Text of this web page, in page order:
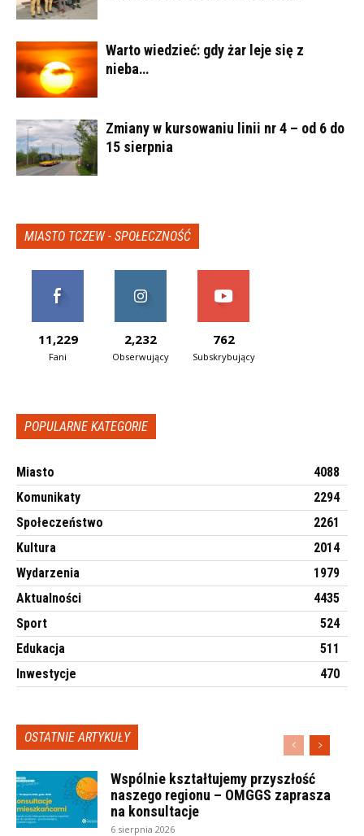
Warto wiedzieć: gdy żar leje się z
nieba…
Zmiany w kursowaniu linii nr 4 – od 6 do
15 sierpnia
MIASTO TCZEW - SPOŁECZNOŚĆ
11,229
Fani
2,232
Obserwujący
762
Subskrybujący
POPULARNE KATEGORIE
Miasto
4088
Komunikaty
2294
Społeczeństwo
2261
Kultura
2014
Wydarzenia
1979
Aktualności
4435
Sport
524
Edukacja
511
Inwestycje
470
OSTATNIE ARTYKUŁY
Wspólnie kształtujemy przyszłość
naszego regionu – OMGGS zaprasza
na konsultacje
6 sierpnia 2026